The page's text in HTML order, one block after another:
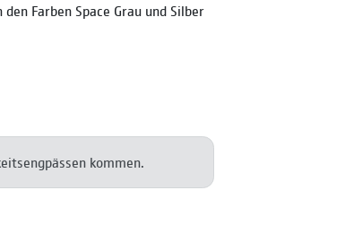
Farben Space Grau und Silber
kommen.